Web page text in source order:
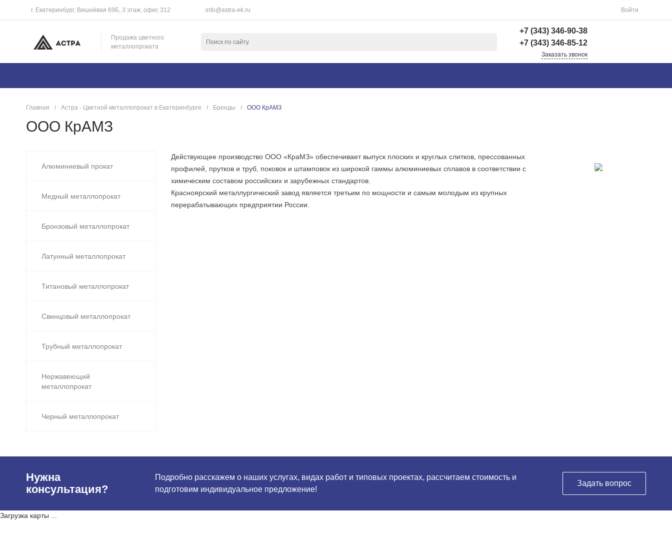
г. Екатеринбург, Вишнёвая 69Б, 3 этаж, офис 312 info@astra-ek.ru Войти
Продажа цветного
металлопроката
+7 (343) 346-90-38
+7 (343) 346-85-12
г. Екатеринбург,
Березовский тракт 3
Заказать звонок
Главная / Астра - Цветной металлопрокат в Екатеринбурге / Бренды / ООО КрАМЗ
ООО КрАМЗ
Алюминиевый прокат
Медный металлопрокат
Бронзовый металлопрокат
Латунный металлопрокат
Титановый металлопрокат
Свинцовый металлопрокат
Трубный металлопрокат
Нержавеющий
металлопрокат
Черный металлопрокат
Действующее производство ООО «КраМЗ» обеспечивает выпуск плоских и круглых слитков, прессованных
профилей, прутков и труб, поковок и штамповок из широкой гаммы алюминиевых сплавов в соответствии с
химическим составом российских и зарубежных стандартов.
Красноярский металлургический завод является третьим по мощности и самым молодым из крупных
перерабатывающих предприятии России.
Нужна
консультация?
Подробно расскажем о наших услугах, видах работ и типовых проектах, рассчитаем стоимость и
подготовим индивидуальное предложение!
Задать вопрос
Загрузка карты ...